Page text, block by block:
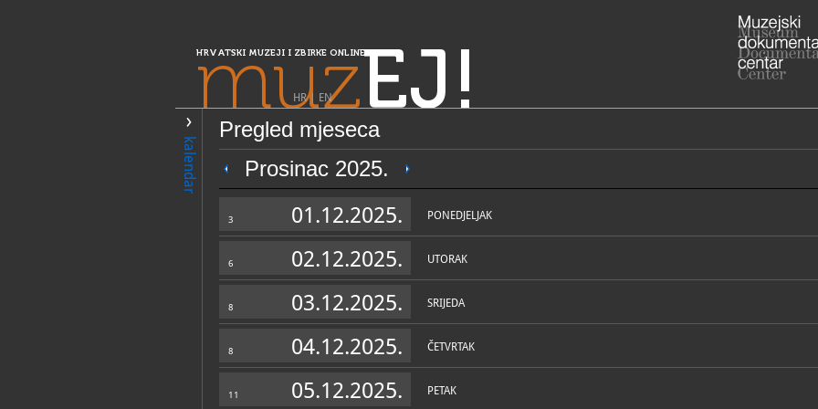
HRVATSKI MUZEJI I ZBIRKE ONLINE
muzEJ!
HR| EN
kalendar
Pregled mjeseca
Prosinac 2025.
3 01.12.2025. PONEDJELJAK
6 02.12.2025. UTORAK
8 03.12.2025. SRIJEDA
8 04.12.2025. ČETVRTAK
11 05.12.2025. PETAK
PRETRAŽIVANJE
Središnja Hrvatska
Zavičajna etnografska zbirka Kornić
- 1. srpnja
OPĆI PODACI